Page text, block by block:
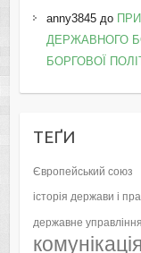
anny3845до
ДЕРЖАВНОГО
БОРГОВОЇ
ТЕҐИ
Європейський союз
історія держави і
державне управління
комунікація